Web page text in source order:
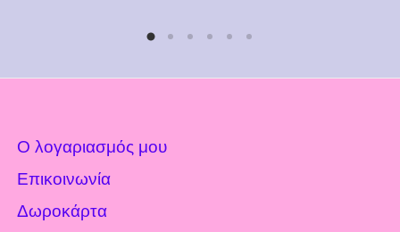
Ο λογαριασμός μου
Επικοινωνία
Δωροκάρτα